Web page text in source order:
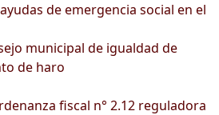
de emergencia social en el
municipal de igualdad de
de haro
fiscal n° 2.12 reguladora